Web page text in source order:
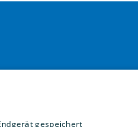
gespeichert